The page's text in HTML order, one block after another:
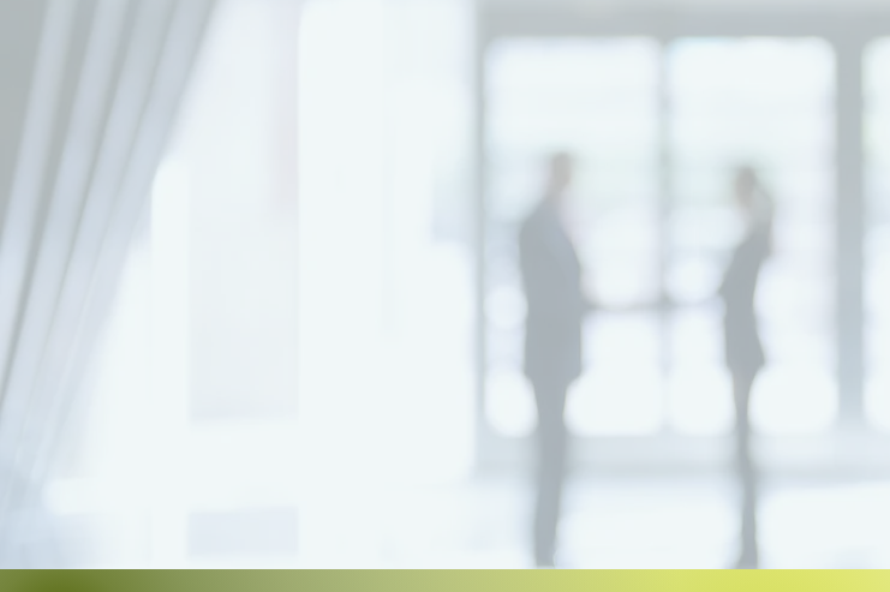
自成立以来凭借着“真诚待客，服务至上”的
全意为您量身定制合适的金融理财方案。以我们的专业，助您实现财
公司主营产品包括：储蓄养老保险，重大疾病保险，少儿储蓄保险
豐勝金融公司用专业的知识与策略为客户合理规划财富，用真诚与
现在开始，豐勝金融公司愿与您携手，与您一起开启全新财富之旅！
豐勝金融（Moneterre Financial Investment Inc.）时刻欢迎大家